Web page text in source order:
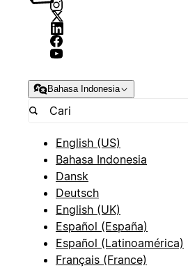
Bahasa Indonesia
English (US)
Bahasa Indonesia
Dansk
Deutsch
English (UK)
Español (España)
Español (Latinoamérica)
Français (France)